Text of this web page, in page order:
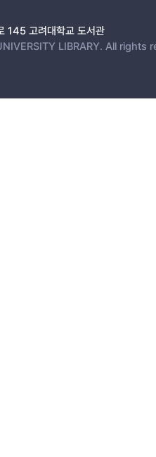
145 고려대학교 도서관
LIBRARY. All rights